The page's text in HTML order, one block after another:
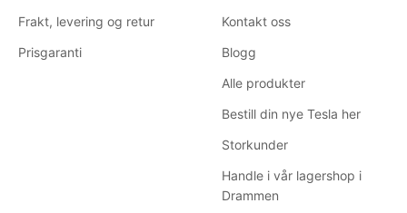
Frakt, levering og retur
Prisgaranti
Kontakt oss
Blogg
Alle produkter
Bestill din nye Tesla her
Storkunder
Handle i vår lagershop i
Drammen